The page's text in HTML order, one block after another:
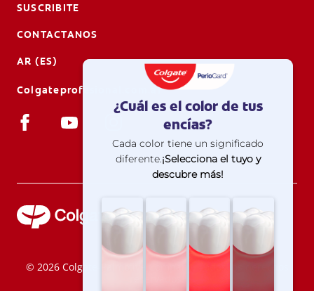
SUSCRIBITE
CONTACTANOS
AR (ES)
Colgateprofesional.com.ar
© 2026 Colgate-Palmolive Company. Todos los derechos